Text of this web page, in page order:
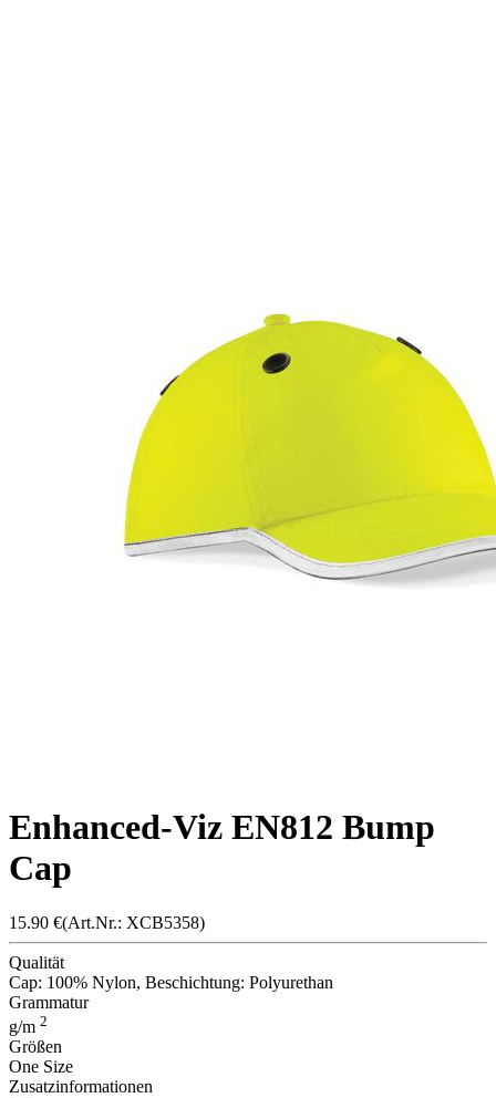
Enhanced-Viz EN812 Bump
Cap
15.90 €(Art.Nr.: XCB5358)
Qualität
Cap: 100% Nylon, Beschichtung: Polyurethan
Grammatur
g/m 2
Größen
One Size
Zusatzinformationen